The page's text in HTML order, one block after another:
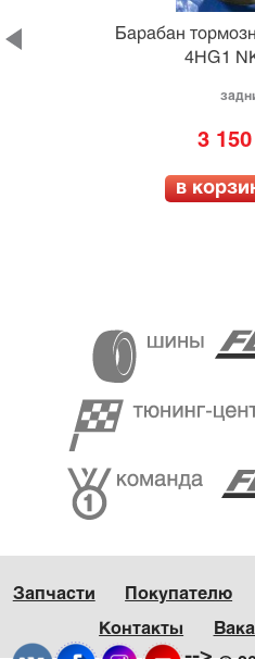
Барабан
4HG1
3
в
Запчасти Покупателю
Контакты